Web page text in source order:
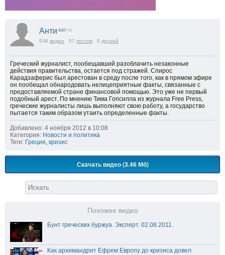
Анти 8407 | 0
936 видео 57 постов 0 друзей
Греческий журналист, пообещавший разоблачить незаконные
действия правительства, остается под стражей. Спирос
Карадзаферис был арестован в среду после того, как в прямом эфире
он пообещал обнародовать нелицеприятные факты, связанные с
предоставляемой стране финансовой помощью. Это уже не первый
подобный арест. По мнению Тима Гопсилла из журнала Free Press,
греческие журналисты лишь выполняют свою работу, а государство
пытается таким образом утаить определенные факты.
Добавлено: 4 ноября 2012 в 10:08
Категория: Новости и политика
Теги: Греция, кризис
Скачать видео (3.46 Мб)
Похожее видео
Бунт греческих буржуа. Эксперт. 02.08.2011.
Как архимандрит Ефрем Европу до кризиса довел